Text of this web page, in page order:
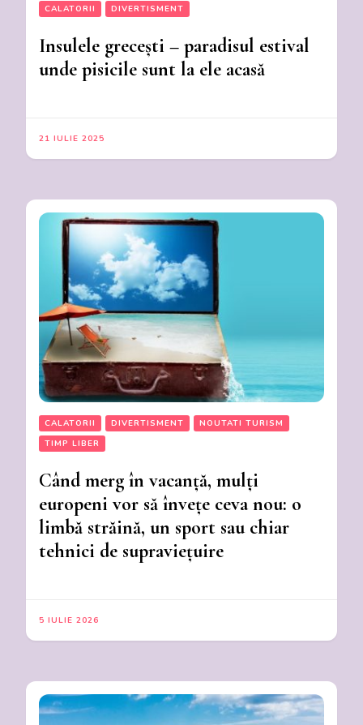
CALATORII DIVERTISMENT
Insulele grecești – paradisul estival
unde pisicile sunt la ele acasă
21 IULIE 2025
CALATORII DIVERTISMENT
NOUTATI TURISM
TIMP LIBER
Când merg în vacanță, mulți
europeni vor să învețe ceva nou: o
limbă străină, un sport sau chiar
tehnici de supraviețuire
5 IULIE 2026